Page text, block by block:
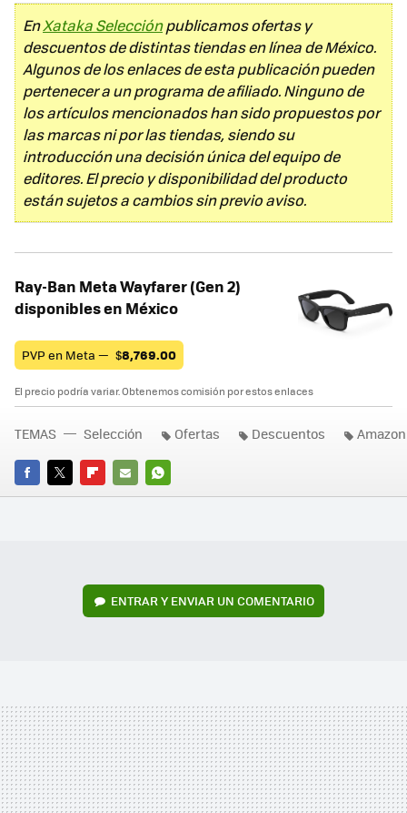
EnXataka Selecciónpublicamos ofertas y
descuentos de distintas tiendas en línea de México.
Algunos de los enlaces de esta publicación pueden
pertenecer a un programa de afiliado. Ninguno de
los artículos mencionados han sido propuestos por
las marcas ni por las tiendas, siendo su
introducción una decisión única del equipo de
editores. El precio y disponibilidad del producto
están sujetos a cambios sin previo aviso.
Ray-Ban Meta Wayfarer (Gen 2)
disponibles en México
PVP en Meta — $8,769.00
El precio podría variar. Obtenemos comisión por estos enlaces
FACEBOOK
TWITTERFLIPBOARD
E-
WHATSAPP
TEMAS Selección Ofertas Descuentos
ENTRAR Y ENVIAR UN COMENTARIO